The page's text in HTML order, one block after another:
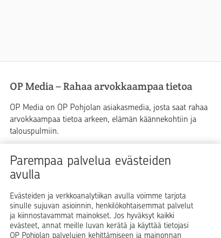
Parempaa palvelua evästeiden
avulla
Evästeiden ja verkkoanalytiikan avulla voimme tarjota
sinulle sujuvan asioinnin, henkilökohtaisemmat palvelut
ja kiinnostavammat mainokset. Jos hyväksyt kaikki
evästeet, annat meille luvan kerätä ja käyttää tietojasi
OP Pohjolan palvelujen kehittämiseen ja mainonnan
OP Media – Rahaa arvokkaampaa tietoa
OP Media on OP Pohjolan asiakasmedia, josta saat rahaa
arvokkaampaa tietoa arkeen, elämän käännekohtiin ja
talouspulmiin.
Raha Elämä
Yrityselämä
Blogit ja puheenvuorot
Op.fi OP Koti Pohjola Vahinkoapu
Facebook
X LinkedInInstagram